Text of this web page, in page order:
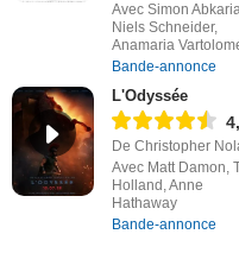
Avec Simon
Niels Schneider,
Anamaria
Bande-annonce
L'Odyssée
De Christopher
Avec Matt Damon,
Holland, Anne
Hathaway
Bande-annonce